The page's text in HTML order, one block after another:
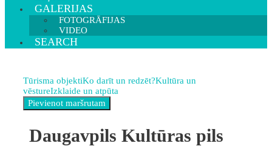
GALERIJAS
FOTOGRĀFIJAS
VIDEO
SEARCH
Tūrisma objektiKo darīt un redzēt?Kultūra un
vēstureIzklaide un atpūta
Daugavpils Kultūras pils